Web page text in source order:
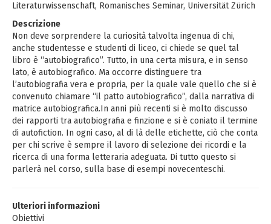
Literaturwissenschaft, Romanisches Seminar, Universität Zürich
Descrizione
Non deve sorprendere la curiosità talvolta ingenua di chi,
anche studentesse e studenti di liceo, ci chiede se quel tal
libro è “autobiografico”. Tutto, in una certa misura, e in senso
lato, è autobiografico. Ma occorre distinguere tra
l’autobiografia vera e propria, per la quale vale quello che si è
convenuto chiamare “il patto autobiografico”, dalla narrativa di
matrice autobiografica.In anni più recenti si è molto discusso
dei rapporti tra autobiografia e finzione e si è coniato il termine
di autofiction. In ogni caso, al di là delle etichette, ciò che conta
per chi scrive è sempre il lavoro di selezione dei ricordi e la
ricerca di una forma letteraria adeguata. Di tutto questo si
parlerà nel corso, sulla base di esempi novecenteschi.
Ulteriori informazioni
Obiettivi